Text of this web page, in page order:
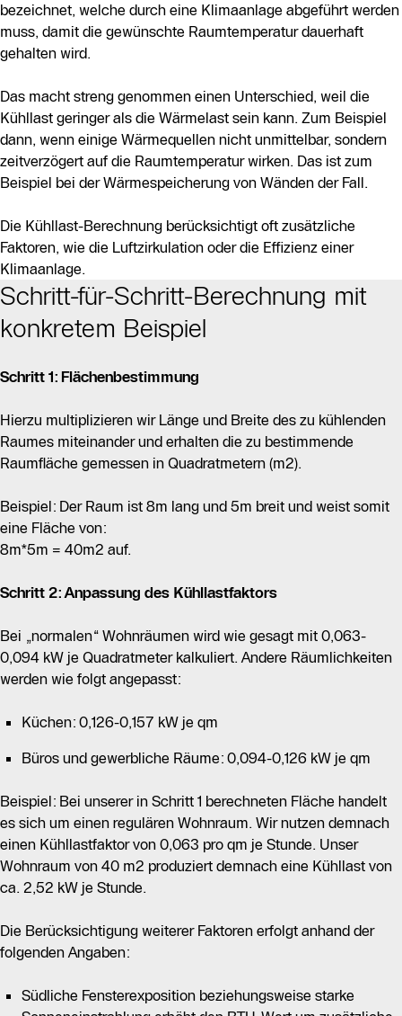
bezeichnet, welche durch eine Klimaanlage abgeführt werden
muss, damit die gewünschte Raumtemperatur dauerhaft
gehalten wird.
Das macht streng genommen einen Unterschied, weil die
Kühllast geringer als die Wärmelast sein kann. Zum Beispiel
dann, wenn einige Wärmequellen nicht unmittelbar, sondern
zeitverzögert auf die Raumtemperatur wirken. Das ist zum
Beispiel bei der Wärmespeicherung von Wänden der Fall.
Die Kühllast-Berechnung berücksichtigt oft zusätzliche
Faktoren, wie die Luftzirkulation oder die Effizienz einer
Klimaanlage.
Schritt-für-Schritt-Berechnung mit
konkretem Beispiel
Schritt 1: Flächenbestimmung
Hierzu multiplizieren wir Länge und Breite des zu kühlenden
Raumes miteinander und erhalten die zu bestimmende
Raumfläche gemessen in Quadratmetern (m2).
Beispiel: Der Raum ist 8m lang und 5m breit und weist somit
eine Fläche von:
8m*5m = 40m2 auf.
Schritt 2: Anpassung des Kühllastfaktors
Bei „normalen“ Wohnräumen wird wie gesagt mit 0,063-
0,094 kW je Quadratmeter kalkuliert. Andere Räumlichkeiten
werden wie folgt angepasst:
Küchen: 0,126-0,157 kW je qm
Büros und gewerbliche Räume: 0,094-0,126 kW je qm
Beispiel: Bei unserer in Schritt 1 berechneten Fläche handelt
es sich um einen regulären Wohnraum. Wir nutzen demnach
einen Kühllastfaktor von 0,063 pro qm je Stunde. Unser
Wohnraum von 40 m2 produziert demnach eine Kühllast von
ca. 2,52 kW je Stunde.
Die Berücksichtigung weiterer Faktoren erfolgt anhand der
folgenden Angaben:
Südliche Fensterexposition beziehungsweise starke